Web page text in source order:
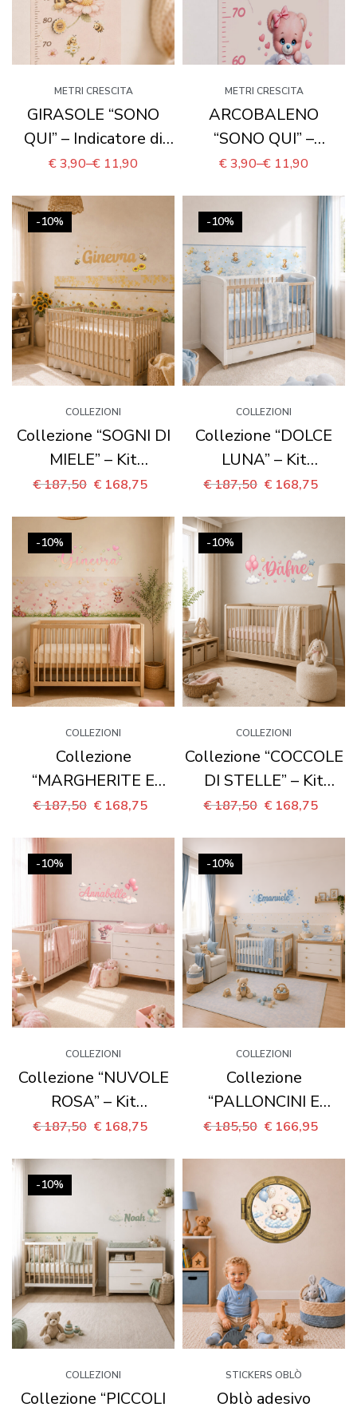
METRI CRESCITA
GIRASOLE “SONO
QUI” – Indicatore di
altezza rimovibile per
€3,90–€ 11,90
METRI CRESCITA
ARCOBALENO
“SONO QUI” –
Indicatore di altezza
crescita
€3,90–€ 11,90
-10%
COLLEZIONI
Collezione “SOGNI DI
MIELE” – Kit
coordinato per
€187,50 € 168,75
-10%
COLLEZIONI
Collezione “DOLCE
LUNA” – Kit
coordinato per
€187,50 € 168,75
-10%
COLLEZIONI
Collezione
“MARGHERITE E
CUORI” – Kit
cameretta completa
€187,50 € 168,75
-10%
COLLEZIONI
Collezione “COCCOLE
DI STELLE” – Kit
coordinato per
€187,50 € 168,75
-10%
COLLEZIONI
Collezione “NUVOLE
ROSA” – Kit
coordinato per
€187,50 € 168,75
-10%
COLLEZIONI
Collezione
“PALLONCINI E
COCCOLE” – Kit
cameretta completa
€185,50 € 166,95
-10%
COLLEZIONI
Collezione “PICCOLI
STICKERS OBLÒ
Oblò adesivo